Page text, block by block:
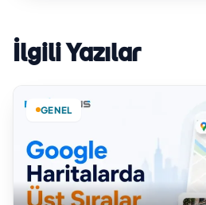
İlgili Yazılar
GENEL